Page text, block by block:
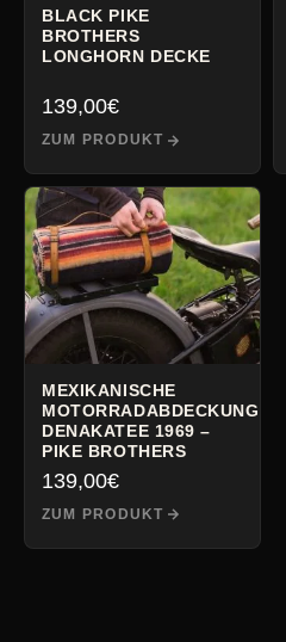
BLACK PIKE
BROTHERS
LONGHORN DECKE
139,00€
ZUM PRODUKT
MEXIKANISCHE
MOTORRADABDECKUNG
DENAKATEE 1969 –
PIKE BROTHERS
139,00€
ZUM PRODUKT